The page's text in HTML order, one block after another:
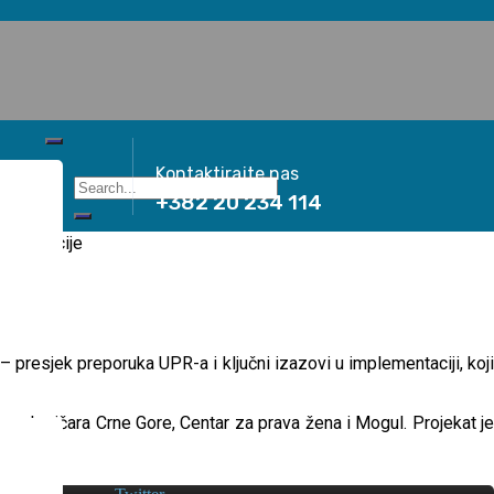
Kontaktirajte nas
+382 20 234 114
presjek preporuka UPR-a i ključni izazovi u implementaciji, koji
Crne Gore, Centar za prava žena i Mogul. Projekat je